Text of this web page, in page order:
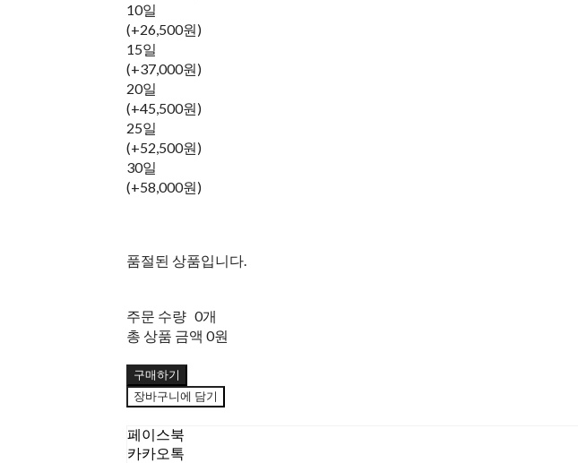
10일
(+26,500원)
15일
(+37,000원)
20일
(+45,500원)
25일
(+52,500원)
30일
(+58,000원)
품절된 상품입니다.
주문 수량 0개
총 상품 금액 0원
구매하기
장바구니에 담기
페이스북
카카오톡